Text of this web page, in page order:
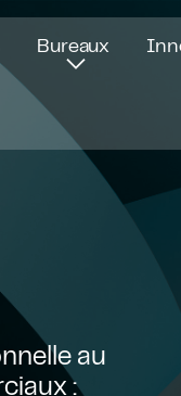
Bureaux
au
: